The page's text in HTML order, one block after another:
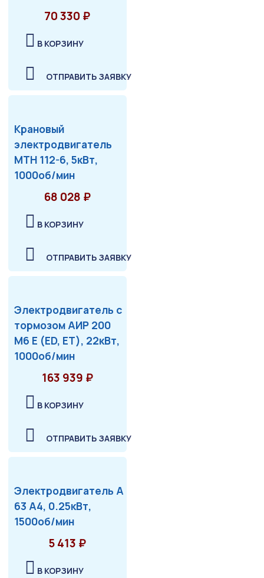
70 330 ₽
В КОРЗИНУ
ОТПРАВИТЬ ЗАЯВКУ
Крановый
электродвигатель
МТН 112-6, 5кВт,
1000об/мин
68 028 ₽
В КОРЗИНУ
ОТПРАВИТЬ ЗАЯВКУ
Электродвигатель с
тормозом АИР 200
М6 Е (ED, ET), 22кВт,
1000об/мин
163 939 ₽
В КОРЗИНУ
ОТПРАВИТЬ ЗАЯВКУ
Электродвигатель А
63 А4, 0.25кВт,
1500об/мин
5 413 ₽
В КОРЗИНУ